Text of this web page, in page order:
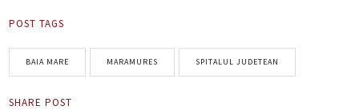
POST TAGS
BAIA MARE MARAMURES SPITALUL JUDETEAN
SHARE POST